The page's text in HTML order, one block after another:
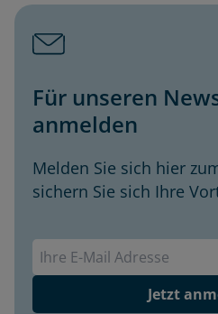
Für unseren
anmelden
Melden Sie sich hier
sichern Sie sich Ihre
Jetzt